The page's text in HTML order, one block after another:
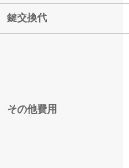
鍵交換代
その他費用